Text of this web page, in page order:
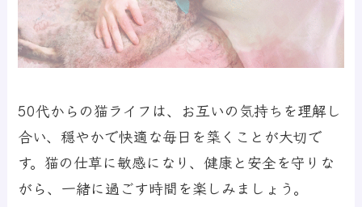
50代からの猫ライフは、お互いの気持ちを理解し
合い、穏やかで快適な毎日を築くことが大切で
す。猫の仕草に敏感になり、健康と安全を守りな
がら、一緒に過ごす時間を楽しみましょう。